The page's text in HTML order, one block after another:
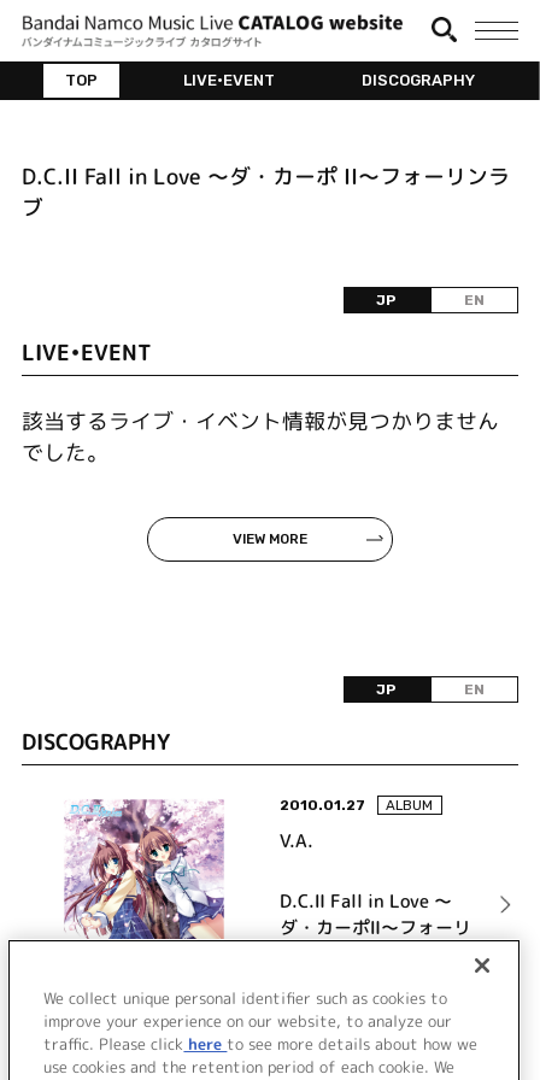
TOP LIVE•EVENT DISCOGRAPHY
D.C.II Fall in Love ～ダ・カーポ II～フォーリンラ
ブ
JP EN
LIVE•EVENT
該当するライブ・イベント情報が見つかりません
でした。
VIEW MORE
JP EN
DISCOGRAPHY
2010.01.27 ALBUM
V.A.
D.C.Ⅱ Fall in Love ～
ダ・カーポⅡ～フォーリ
詳細を見る
We collect unique personal identifier such as cookies to
improve your experience on our website, to analyze our
traffic. Please click here to see more details about how we
use cookies and the retention period of each cookie. We